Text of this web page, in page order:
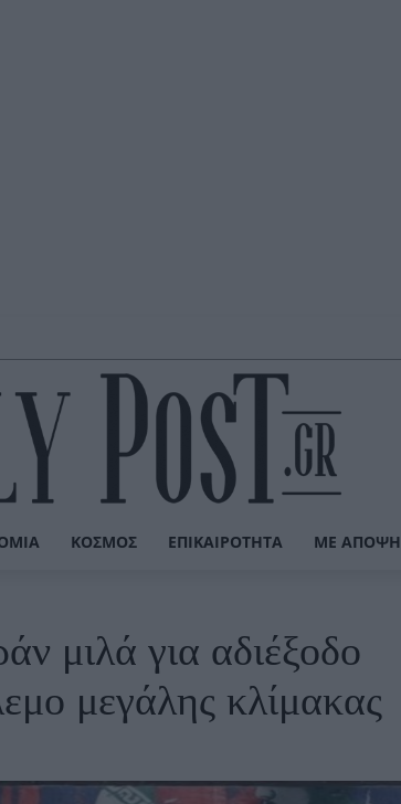
ΚΌΣΜΟΣ ΕΠΙΚΑΙΡΌΤΗΤΑ ΜΕ ΆΠΟΨΗ
μιλά για αδιέξοδο
μεγάλης κλίμακας